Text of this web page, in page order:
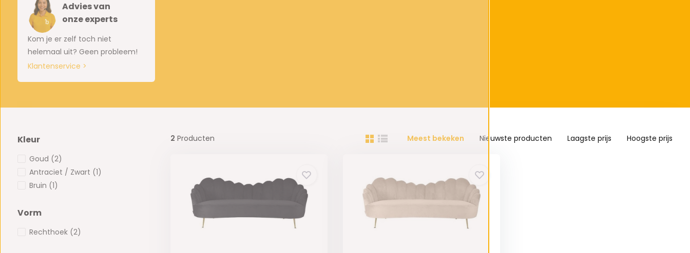
Advies van
onze experts
Kom je er zelf toch niet
helemaal uit? Geen probleem!
Klantenservice >
Kleur
Goud (2)
Antraciet / Zwart (1)
Bruin (1)
Vorm
Rechthoek (2)
2 Producten Meest bekeken Nieuwste producten Laagste prijs Hoogste prijs